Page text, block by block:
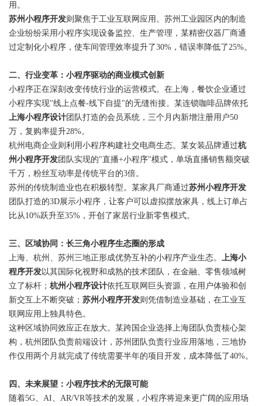
用。
苏州小程序开发则聚焦于工业互联网应用。苏州工业园区内的制造
企业纷纷采用小程序实现设备监控、生产管理，某精密仪器厂商通
过定制化小程序，使车间管理效率提升了30%，错误率降低了25%。
二、行业变革：小程序驱动的商业模式创新
小程序正在深刻改变传统行业的运营模式。在上海，餐饮企业通过
小程序实现"线上点餐-线下自提"的无缝衔接。某连锁咖啡品牌依托
上海小程序设计团队打造的会员系统，三个月内新增注册用户50
万，复购率提升28%。
杭州电商企业则利用小程序构建社交电商生态。某女装品牌通过杭
州小程序开发团队实现的"直播+小程序"模式，单场直播销售额突破
千万，粉丝互动率是传统平台的3倍。
苏州的传统制造业也在积极转型。某家具厂商通过苏州小程序开发
团队打造的3D展示小程序，让客户可以虚拟摆放家具，线上订单占
比从10%跃升至35%，开创了家居行业新零售模式。
三、区域协同：长三角小程序生态圈的形成
上海、杭州、苏州三地正形成优势互补的小程序产业生态。 上海小
程序开发以其国际化视野和成熟的技术团队，在金融、零售领域树
立了标杆； 杭州小程序设计依托互联网巨头资源，在用户体验和创
新交互上不断突破； 苏州小程序开发则凭借制造业基础，在工业互
联网应用上独具特色。
这种区域协同效应正在放大。某跨国企业选择上海团队负责核心架
构，杭州团队负责前端设计，苏州团队负责行业应用落地，三地协
作仅用两个月就完成了传统需要半年的项目开发，成本降低了40%。
四、未来展望：小程序技术的无限可能
随着5G、AI、AR/VR等技术的发展，小程序将迎来更广阔的应用场